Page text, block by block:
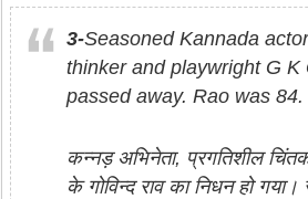
3-Seasoned Kannada
thinker and playwright G K
passed away. Rao was 84.
कन्नड़ अभिनेता, प्रगतिशील
के गोविन्द राव का निधन हो